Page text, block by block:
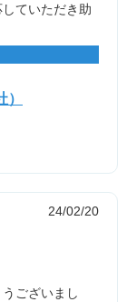
ていただき助
24/02/20
ございまし